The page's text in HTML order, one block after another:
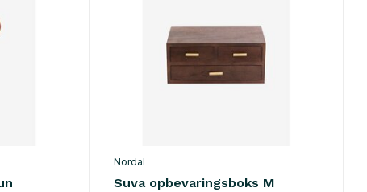
Nordal
Suva opbevaringsboks M